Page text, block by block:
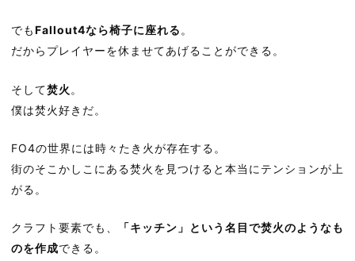
でもFallout4なら椅子に座れる 。
だからプレイヤーを休ませてあげることができる。
そして焚火 。
僕は焚火好きだ。
FO4の世界には時々たき火が存在する。
街のそこかしこにある焚火を見つけると本当にテンションが上
がる。
クラフト要素でも、
「キッチン」という名目で焚火のようなも
のを作成できる。